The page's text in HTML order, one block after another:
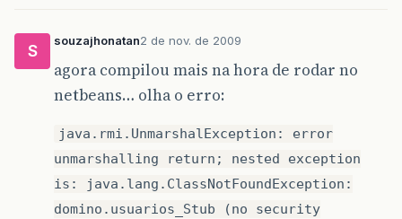
S
souzajhonatan2 de nov. de 2009
agora compilou mais na hora de rodar no
netbeans… olha o erro:
java.rmi.UnmarshalException: error
unmarshalling return; nested exception
is: java.lang.ClassNotFoundException:
domino.usuarios_Stub (no security